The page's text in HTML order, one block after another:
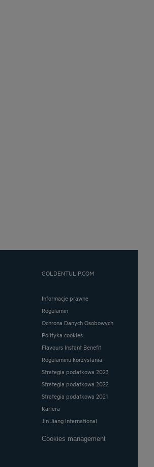
GOLDENTULIP.COM
Informacje prawne
Regulamin
Ochrona Danych Osobowych
Polityka cookies
Flavours Instant Benefit
Regulaminu korzystania
Strategia podatkowa 2023
Strategia podatkowa 2022
Strategia podatkowa 2021
Kariera
Jin Jiang International
Cookies management